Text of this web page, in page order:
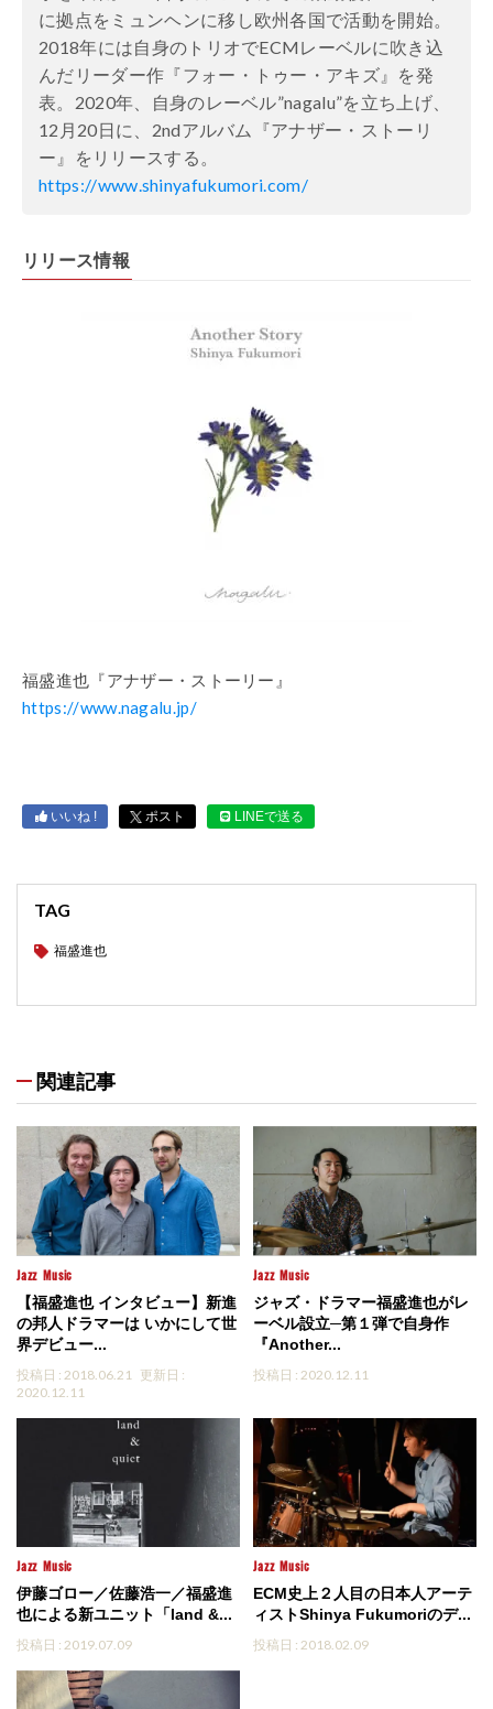
に拠点をミュンヘンに移し欧州各国で活動を開始。
2018年には自身のトリオでECMレーベルに吹き込
んだリーダー作『フォー・トゥー・アキズ』を発
表。2020年、自身のレーベル”nagalu”を立ち上げ、
12月20日に、2ndアルバム『アナザー・ストーリ
ー』をリリースする。
https://www.shinyafukumori.com/
リリース情報
福盛進也『アナザー・ストーリー』
https://www.nagalu.jp/
いいね ! ポスト LINEで送る
TAG
福盛進也
関連記事
Jazz Music
【福盛進也 インタビュー】新進
の邦人ドラマーは いかにして世
界デビュー...
投稿日 : 2018.06.21
更新日 :
2020.12.11
Jazz Music
ジャズ・ドラマー福盛進也がレ
ーベル設立─第１弾で自身作
『Another...
投稿日 : 2020.12.11
Jazz Music
伊藤ゴロー／佐藤浩一／福盛進
也による新ユニット「land &...
投稿日 : 2019.07.09
Jazz Music
ECM史上２人目の日本人アーテ
ィストShinya Fukumoriのデ...
投稿日 : 2018.02.09